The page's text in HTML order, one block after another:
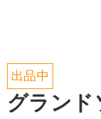
出品中
グランド